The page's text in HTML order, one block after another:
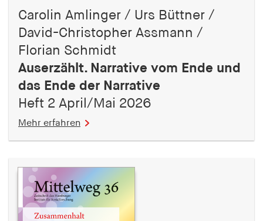
Carolin Amlinger / Urs Büttner /
David-Christopher Assmann /
Florian Schmidt
Auserzählt. Narrative vom Ende und
das Ende der Narrative
Heft 2 April/Mai 2026
Mehr erfahren